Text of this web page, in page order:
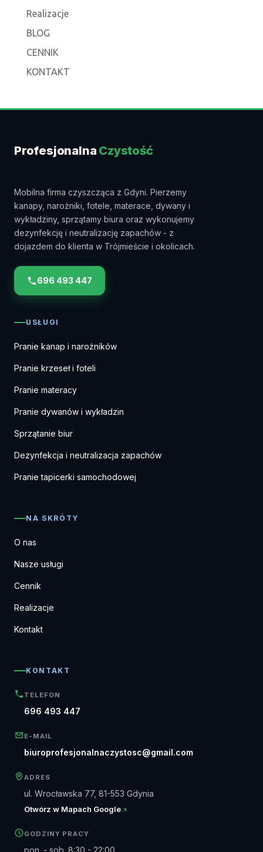
Realizacje
BLOG
CENNIK
KONTAKT
Profesjonalna Czystość
Mobilna firma czyszcząca z Gdyni. Pierzemy
kanapy, narożniki, fotele, materace, dywany i
wykładziny, sprzątamy biura oraz wykonujemy
dezynfekcję i neutralizację zapachów - z
dojazdem do klienta w Trójmieście i okolicach.
696 493 447
USŁUGI
Pranie kanap i narożników
Pranie krzeseł i foteli
Pranie materacy
Pranie dywanów i wykładzin
Sprzątanie biur
Dezynfekcja i neutralizacja zapachów
Pranie tapicerki samochodowej
NA SKRÓTY
O nas
Nasze usługi
Cennik
Realizacje
Kontakt
KONTAKT
TELEFON
696 493 447
E-MAIL
biuroprofesjonalnaczystosc@gmail.com
ADRES
ul. Wrocławska 77, 81-553 Gdynia
Otwórz w Mapach Google
GODZINY PRACY
pon. - sob. 8:30 - 22:00